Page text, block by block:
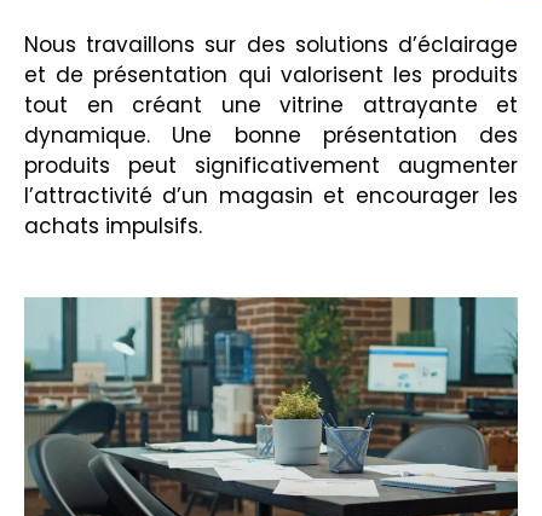
Nous travaillons sur des solutions d’éclairage
et de présentation qui valorisent les produits
tout en créant une vitrine attrayante et
dynamique. Une bonne présentation des
produits peut significativement augmenter
l’attractivité d’un magasin et encourager les
achats impulsifs.